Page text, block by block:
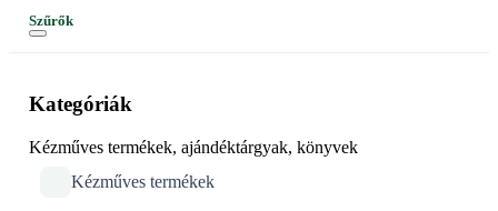
Szűrők
Kategóriák
Kézműves termékek, ajándéktárgyak, könyvek
Kézműves termékek